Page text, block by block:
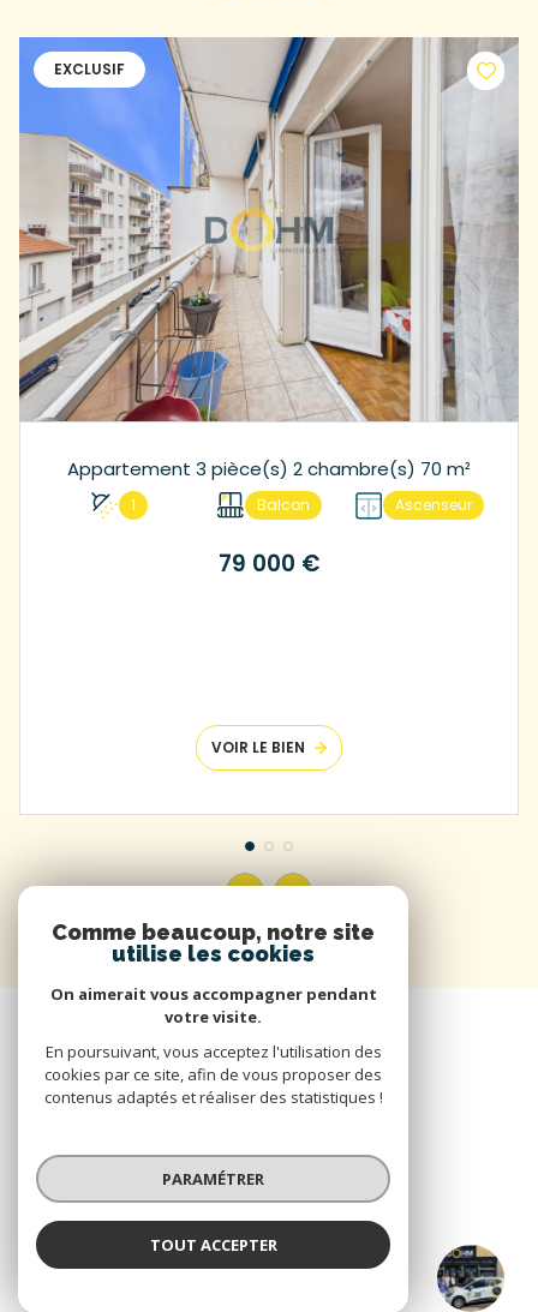
DOHM Saint Etienne
EXCLUSIF
Appartement 3 pièce(s) 2 chambre(s) 70 m²
1 Balcon Ascenseur
79 000 €
VOIR LE BIEN
Comme beaucoup, notre site
utilise les cookies
On aimerait vous accompagner pendant
votre visite.
En poursuivant, vous acceptez l'utilisation des
cookies par ce site, afin de vous proposer des
contenus adaptés et réaliser des statistiques !
PARAMÉTRER
TOUT ACCEPTER